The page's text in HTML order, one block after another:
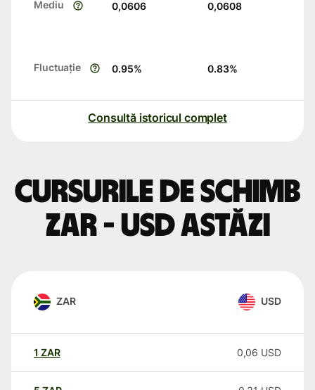
Mediu 0,0606 0,0608
Fluctuație 0.95% 0.83%
Consultă istoricul complet
Cursurile de schimb
ZAR - USD astăzi
ZAR USD
1 ZAR 0,06 USD